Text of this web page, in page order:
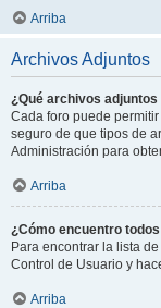
Arriba
Archivos Adjuntos
¿Qué archivos
Cada foro puede
seguro de que tipos de
Administración para
Arriba
¿Cómo encuentro
Para encontrar la lista
Control de Usuario y
Arriba